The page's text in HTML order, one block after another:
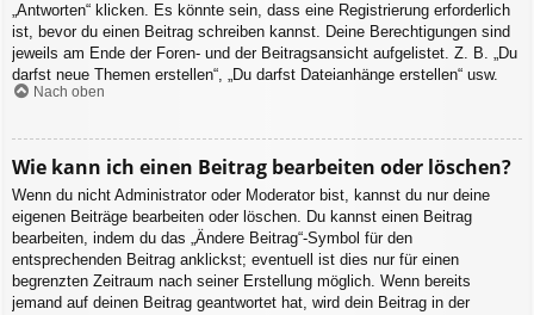
„Antworten“ klicken. Es könnte sein, dass eine Registrierung erforderlich
ist, bevor du einen Beitrag schreiben kannst. Deine Berechtigungen sind
jeweils am Ende der Foren- und der Beitragsansicht aufgelistet. Z. B. „Du
darfst neue Themen erstellen“, „Du darfst Dateianhänge erstellen“ usw.
Nach oben
Wie kann ich einen Beitrag bearbeiten oder löschen?
Wenn du nicht Administrator oder Moderator bist, kannst du nur deine
eigenen Beiträge bearbeiten oder löschen. Du kannst einen Beitrag
bearbeiten, indem du das „Ändere Beitrag“-Symbol für den
entsprechenden Beitrag anklickst; eventuell ist dies nur für einen
begrenzten Zeitraum nach seiner Erstellung möglich. Wenn bereits
jemand auf deinen Beitrag geantwortet hat, wird dein Beitrag in der